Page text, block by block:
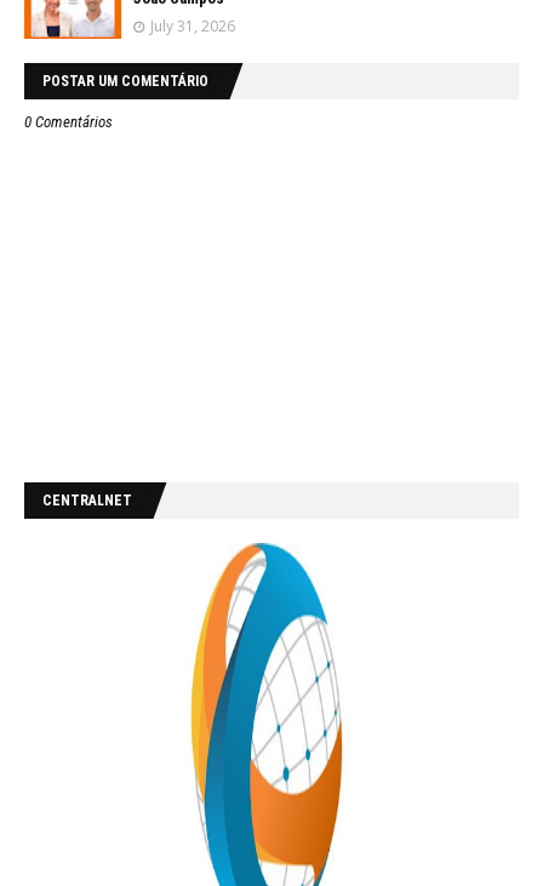
July 31, 2026
POSTAR UM COMENTÁRIO
0 Comentários
CENTRALNET